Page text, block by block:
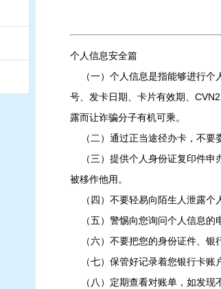
个人信息安全篇
（一）个人信息是指能够进行个
号、发卡日期、卡片有效期、
露而让诈骗分子有机可乘。
（二）通过正当途径办卡，不要
（三）提供个人身份证复印件申
被移作他用。
（四）不要轻易向陌生人泄露个
（五）警惕向您询问个人信息的
（六）不要把您的身份证件、银
（七）保管好记录着您银行卡账
（八）定期查看对账单，如发现